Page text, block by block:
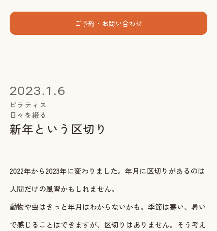
ご予約・お問い合わせ
2023.1.6
ピラティス
日々を綴る
新年という区切り
2022年から2023年に変わりました。年月に区切りがあるのは
人間だけの風習かもしれません。
動物や虫はきっと年月はわからないかも。季節は寒い、暑い
で感じることはできますが、区切りはありません。そう考え